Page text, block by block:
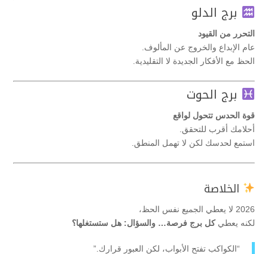
برج الدلو
التحرر من القيود
عام الإبداع والخروج عن المألوف.
الحظ مع الأفكار الجديدة لا التقليدية.
برج الحوت
قوة الحدس تتحول لواقع
أحلامك أقرب للتحقق.
استمع لحدسك لكن لا تهمل المنطق.
الخلاصة
2026 لا يعطي الجميع نفس الحظ،
لكنه يعطيكل برج فرصة… والسؤال: هل ستستغلها؟
“الكواكب تفتح الأبواب، لكن العبور قرارك.”